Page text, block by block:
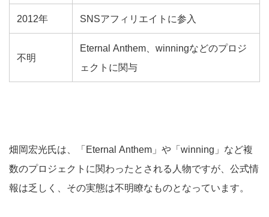
2012年 SNSアフィリエイトに参入
不明
Eternal Anthem、winningなどのプロジ
ェクトに関与
畑岡宏光氏は、
「Eternal Anthem」や「winning」など複
数のプロジェクトに関わったとされる人物ですが、公式情
報は乏しく、その実態は不明瞭なものとなっています。